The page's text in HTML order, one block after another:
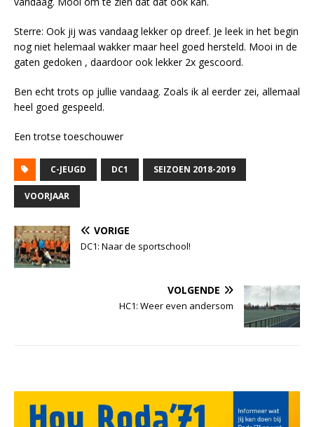
Sterre: Ook jij was vandaag lekker op dreef. Je leek in het begin
nog niet helemaal wakker maar heel goed hersteld. Mooi in de
gaten gedoken , daardoor ook lekker 2x gescoord.
Ben echt trots op jullie vandaag. Zoals ik al eerder zei, allemaal
heel goed gespeeld.
Een trotse toeschouwer
C-JEUGD DC1 SEIZOEN 2018-2019
VOORJAAR
VORIGE
DC1: Naar de sportschool!
VOLGENDE
HC1: Weer even andersom